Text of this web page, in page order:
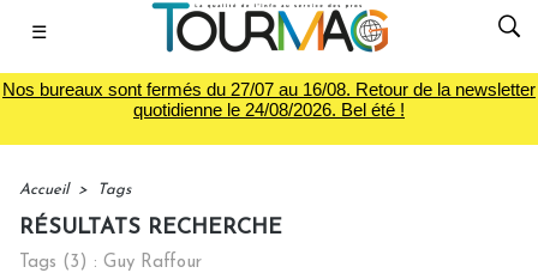
☰
Nos bureaux sont fermés du 27/07 au 16/08. Retour de la newsletter
quotidienne le 24/08/2026. Bel été !
Accueil > Tags
RÉSULTATS RECHERCHE
Tags (3) : Guy Raffour